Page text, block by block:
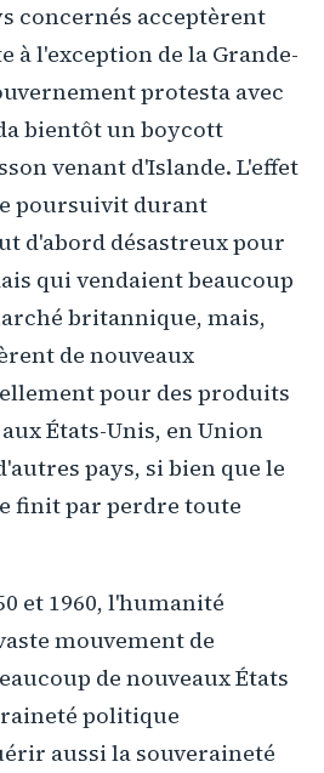
concernés acceptèrent
à l'exception de la Grande-
protesta avec
bientôt un boycott
venant d'Islande. L'effet
poursuivit durant
d'abord désastreux pour
qui vendaient beaucoup
britannique, mais,
de nouveaux
pour des produits
États-Unis, en Union
pays, si bien que le
finit par perdre toute
et 1960, l'humanité
mouvement de
de nouveaux États
politique
aussi la souveraineté